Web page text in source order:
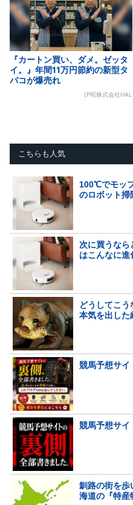
『カートン買い、ダメ。ゼッタ
イ。』年間11万円節約の新型タ
バコが爆売れ
[PR]株式会社HAL
こちらも人気
100℃でモッ
のロボット掃
次に買うなら
はこんなに進
どうしてこ
本気を出し
競馬予想サイ
競馬予想サイ
釧路の街を
海道の『特産